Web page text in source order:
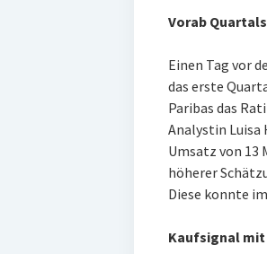
Vorab
Einen Tag vor
das erste
Paribas das
Analystin Luisa
Umsatz von 13
höherer
Diese konnte
Kaufsignal